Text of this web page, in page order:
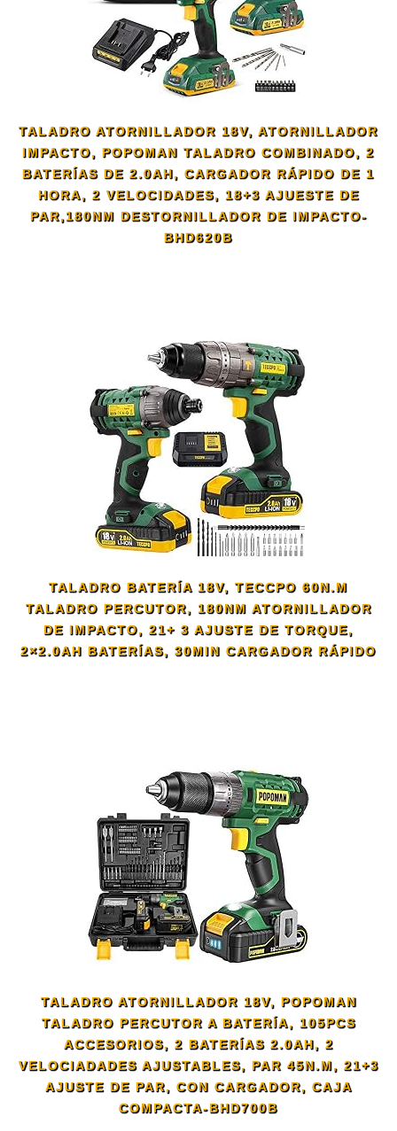
TALADRO ATORNILLADOR 18V, ATORNILLADOR
IMPACTO, POPOMAN TALADRO COMBINADO, 2
BATERÍAS DE 2.0AH, CARGADOR RÁPIDO DE 1
HORA, 2 VELOCIDADES, 18+3 AJUESTE DE
PAR,180NM DESTORNILLADOR DE IMPACTO-
BHD620B
TALADRO BATERÍA 18V, TECCPO 60N.M
TALADRO PERCUTOR, 180NM ATORNILLADOR
DE IMPACTO, 21+ 3 AJUSTE DE TORQUE,
2×2.0AH BATERÍAS, 30MIN CARGADOR RÁPIDO
TALADRO ATORNILLADOR 18V, POPOMAN
TALADRO PERCUTOR A BATERÍA, 105PCS
ACCESORIOS, 2 BATERÍAS 2.0AH, 2
VELOCIADADES AJUSTABLES, PAR 45N.M, 21+3
AJUSTE DE PAR, CON CARGADOR, CAJA
COMPACTA-BHD700B